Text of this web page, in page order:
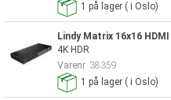
1 på lager ( i Oslo)
Lindy Matrix 16x16 HDMI
4K HDR
Varenr 38359
1 på lager ( i Oslo)